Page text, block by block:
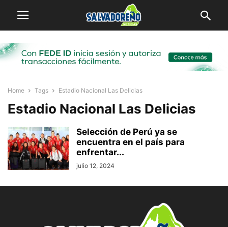
Home Tags Estadio Nacional Las Delicias
Estadio Nacional Las Delicias
Selección de Perú ya se
encuentra en el país para
enfrentar...
julio 12, 2024